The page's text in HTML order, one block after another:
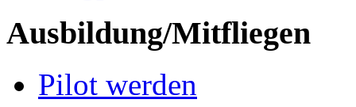
Ausbildung/Mitfliegen
Pilot werden